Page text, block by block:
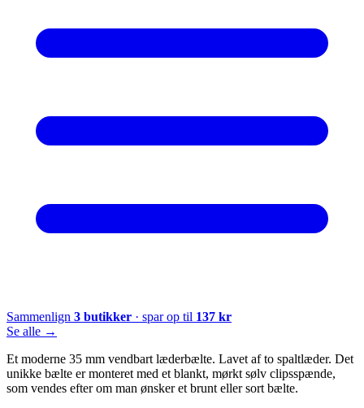
Sammenlign 3 butikker · spar op til 137 kr
Se alle →
Et moderne 35 mm vendbart læderbælte. Lavet af to spaltlæder. Det
unikke bælte er monteret med et blankt, mørkt sølv clipsspænde,
som vendes efter om man ønsker et brunt eller sort bælte.